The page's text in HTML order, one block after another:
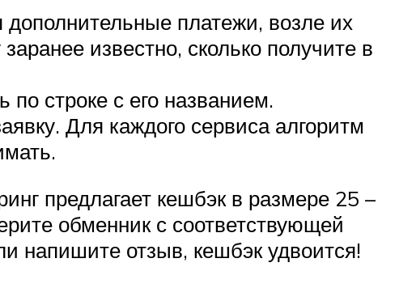
платежи, возле их
известно, сколько получите в
по строке с его названием.
Для каждого сервиса алгоритм
предлагает кешбэк в размере 25 –
обменник с соответствующей
напишите отзыв, кешбэк удвоится!